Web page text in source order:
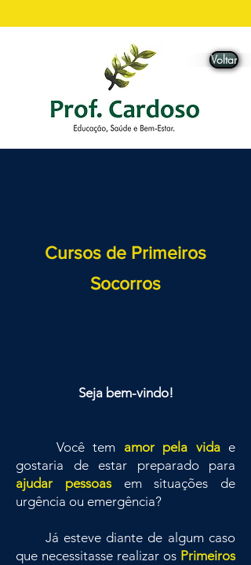
Voltar
Cursos de Primeiros
Socorros
Seja bem-vindo!
Você tem amor pela vidae
gostaria de estar preparado para
ajudar pessoasem situações de
urgência ou emergência?
Já esteve diante de algum caso
que necessitasse realizar os Primeiros